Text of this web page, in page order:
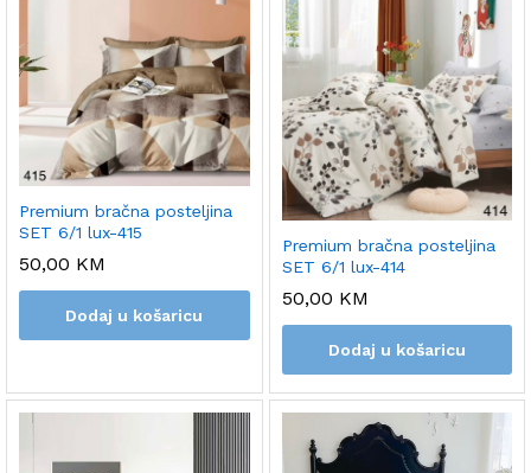
Premium bračna posteljina
SET 6/1 lux-415
50,00 KM
Dodaj u košaricu
Premium bračna posteljina
SET 6/1 lux-414
50,00 KM
Dodaj u košaricu